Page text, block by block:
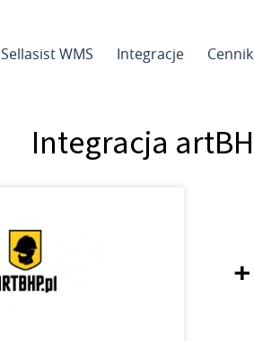
Sellasist WMS Integracje Cennik
Integracja
+